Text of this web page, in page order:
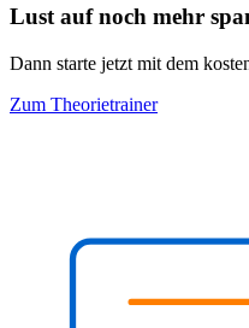
Lust auf noch mehr
Dann starte jetzt mit dem
Zum Theorietrainer